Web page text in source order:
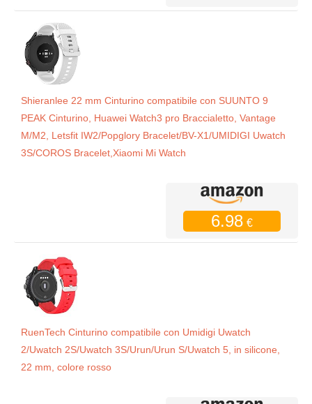
Shieranlee 22 mm Cinturino compatibile con SUUNTO 9
PEAK Cinturino, Huawei Watch3 pro Braccialetto, Vantage
M/M2, Letsfit IW2/Popglory Bracelet/BV-X1/UMIDIGI Uwatch
3S/COROS Bracelet,Xiaomi Mi Watch
6.98 €
RuenTech Cinturino compatibile con Umidigi Uwatch
2/Uwatch 2S/Uwatch 3S/Urun/Urun S/Uwatch 5, in silicone,
22 mm, colore rosso